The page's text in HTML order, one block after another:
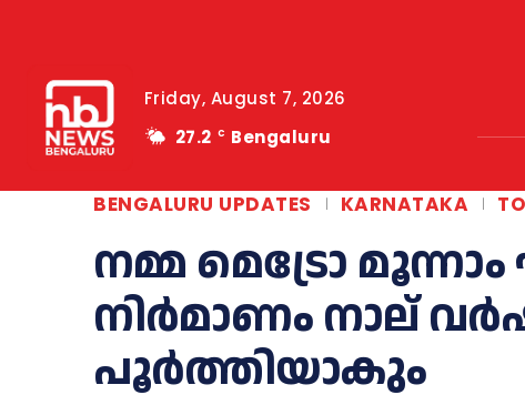
Friday, August 7, 2026
27.2 C Bengaluru
BENGALURU UPDATES
KARNATAKA
നമ്മ മെട്രോ മൂന്നാം
നിർമാണം നാല്
പൂർത്തിയാകും